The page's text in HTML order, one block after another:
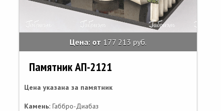
Цена: от 177 213 руб.
Памятник АП-2121
Цена указана за памятник
Камень: Габбро-Диабаз